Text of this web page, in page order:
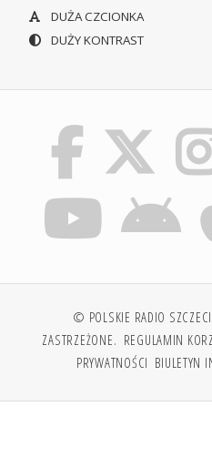
DUŻA CZCIONKA
DUŻY KONTRAST
© POLSKIE RADIO
ZASTRZEŻONE. REGULAMIN
PRYWATNOŚCI BIULETYN